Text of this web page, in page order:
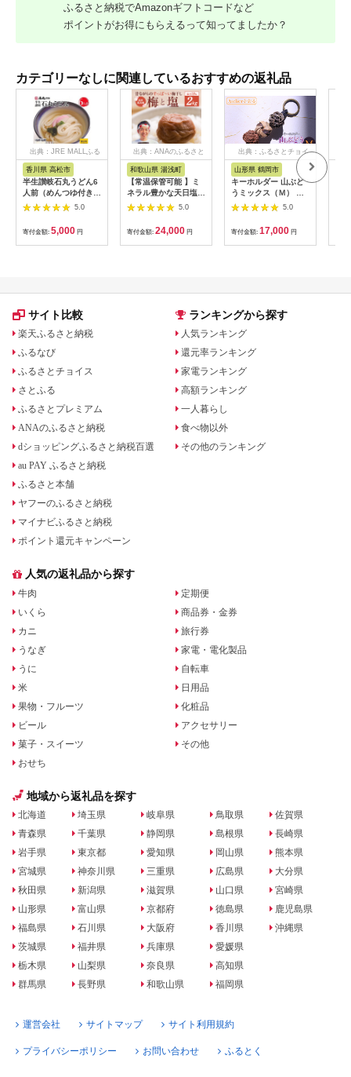
ふるさと納税でAmazonギフトコードなど
ポイントがお得にもらえるって知ってましたか？
カテゴリーなしに関連しているおすすめの返礼品
出典：JRE MALLふる
さと納税
香川県 高松市
半生讃岐石丸うどん6
人前（めんつゆ付き）
麺300g×2袋
5.0
寄付金額: 5,000 円
出典：ANAのふるさと
和歌山県 湯浅町
【常温保管可能 】ミ
ネラル豊かな天日塩だ
けで漬けた無添加梅干
し2kg 梅ボーイズ｜
B201_EP6024
5.0
寄付金額: 24,000 円
出典：ふるさとチョイ
山形県 鶴岡市
キーホルダー 山ぶど
うミックス（Ｍ） 山
形県鶴岡市 アトリエ
かおる | 山葡萄 雑貨
キーホルダー ギフト
贈り物 お取り寄せ 返
礼品
5.0
寄付金額: 17,000 円
サイト比較
楽天ふるさと納税
ふるなび
ふるさとチョイス
さとふる
ふるさとプレミアム
ANAのふるさと納税
dショッピングふるさと納税百選
au PAY ふるさと納税
ふるさと本舗
ヤフーのふるさと納税
マイナビふるさと納税
ポイント還元キャンペーン
ランキングから探す
人気ランキング
還元率ランキング
家電ランキング
高額ランキング
一人暮らし
食べ物以外
その他のランキング
人気の返礼品から探す
牛肉
いくら
カニ
うなぎ
うに
米
果物・フルーツ
ビール
菓子・スイーツ
おせち
定期便
商品券・金券
旅行券
家電・電化製品
自転車
日用品
化粧品
アクセサリー
その他
地域から返礼品を探す
北海道
青森県
岩手県
宮城県
秋田県
山形県
福島県
茨城県
栃木県
群馬県
埼玉県
千葉県
東京都
神奈川県
新潟県
富山県
石川県
福井県
山梨県
長野県
岐阜県
静岡県
愛知県
三重県
滋賀県
京都府
大阪府
兵庫県
奈良県
和歌山県
鳥取県
島根県
岡山県
広島県
山口県
徳島県
香川県
愛媛県
高知県
福岡県
佐賀県
長崎県
熊本県
大分県
宮崎県
鹿児島県
沖縄県
運営会社 サイトマップ サイト利用規約
プライバシーポリシー お問い合わせ ふるとく